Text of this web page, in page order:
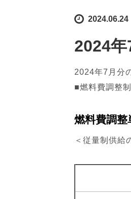
2024.06.24
2024
2024年7月分
■燃料費調整
燃料費調
＜従量制供給